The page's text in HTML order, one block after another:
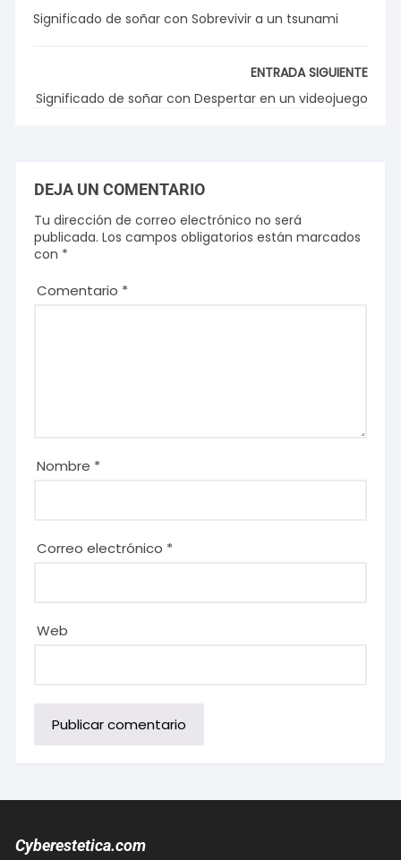
Significado de soñar con Sobrevivir a un tsunami
ENTRADA SIGUIENTE
Significado de soñar con Despertar en un videojuego
DEJA UN COMENTARIO
Tu dirección de correo electrónico no será
publicada. Los campos obligatorios están marcados
con *
Comentario *
Nombre *
Correo electrónico *
Web
Cyberestetica.com